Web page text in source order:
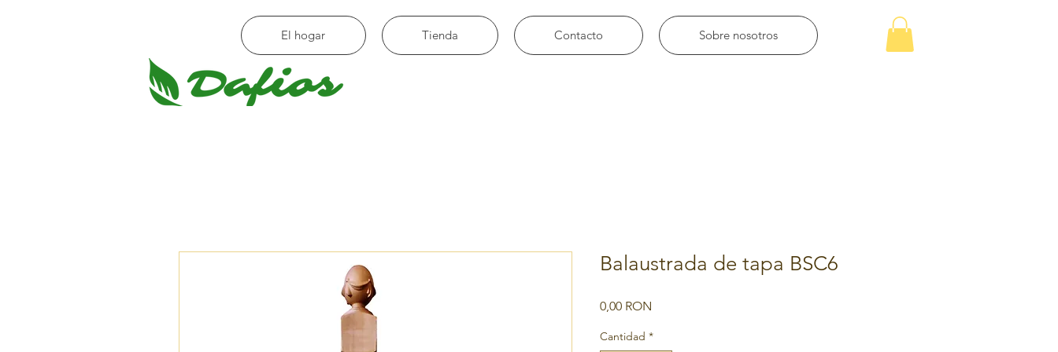
El hogar Tienda Contacto Sobre nosotros
Balaustrada de tapa BSC6
0,00 RON
Cantidad *